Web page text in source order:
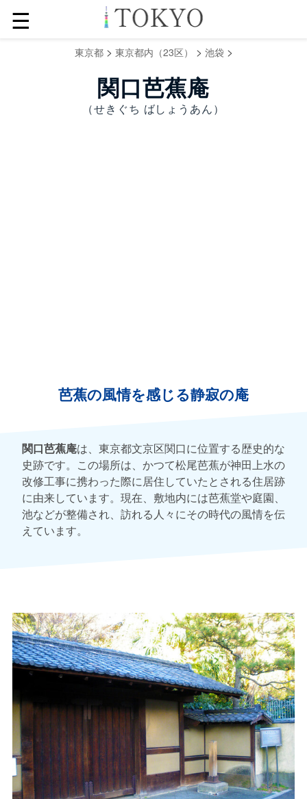
☰
東京都> 東京都内（23区） > 池袋>
関口芭蕉庵
（せきぐち ばしょうあん）
芭蕉の風情を感じる静寂の庵
関口芭蕉庵は、東京都文京区関口に位置する歴史的な
史跡です。この場所は、かつて松尾芭蕉が神田上水の
改修工事に携わった際に居住していたとされる住居跡
に由来しています。現在、敷地内には芭蕉堂や庭園、
池などが整備され、訪れる人々にその時代の風情を伝
えています。